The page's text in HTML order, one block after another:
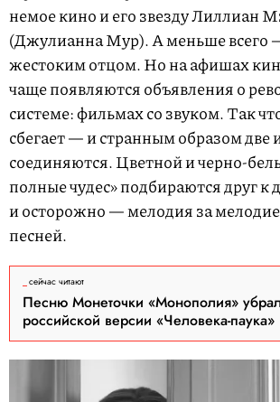
немое кино и его звезду Лиллиан
(Джулианна Мур). А меньше всего
жестоким отцом. Но на афишах
чаще появляются объявления о
системе: фильмах со звуком. Так
сбегает — и странным образом две
соединяются. Цветной и черно-
полные чудес» подбираются друг к
и осторожно — мелодия за
песней.
сейчас читают
Песню Монеточки «Монополия»
российской версии «Человека-паука»